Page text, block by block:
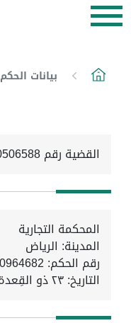
بيانات الحكم
القضية رقم 4470506588 لعام 1444هـ
المحكمة التجارية
المدينة: الرياض
رقم الحكم: 4430964682
التاريخ:٢٣ ذو القِعدة ١٤٤٤